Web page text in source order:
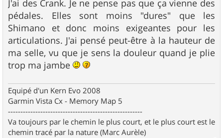
J'ai des Crank. Je ne pense pas que ça vienne des
pédales. Elles sont moins "dures" que les
Shimano et donc moins exigeantes pour les
articulations. J'ai pensé peut-être à la hauteur de
ma selle, vu que je sens la douleur quand je plie
trop ma jambe
Equipé d'un Kern Evo 2008
Garmin Vista Cx - Memory Map 5
------------------------------------------------------
Va toujours par le chemin le plus court, et le plus court est le
chemin tracé par la nature (Marc Aurèle)